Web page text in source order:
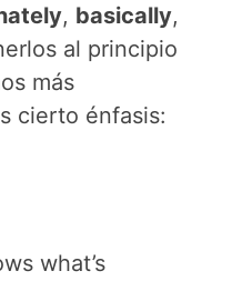
, basically,
al principio
más
cierto énfasis:
what’s